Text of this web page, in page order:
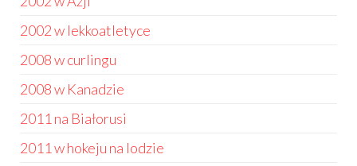
2002 w lekkoatletyce
2008 w curlingu
2008 w Kanadzie
2011 na Białorusi
2011 w hokeju na lodzie